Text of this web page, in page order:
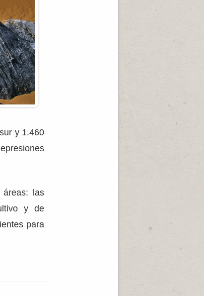
y 1.460
las
y de
para